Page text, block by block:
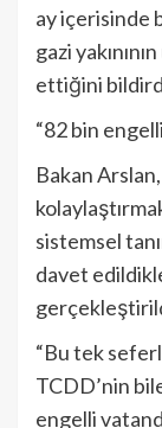
ay içerisinde
gazi
ettiğini
“82 bin
Bakan
sistemsel
davet
“Bu tek
TCDD’nin
engelli